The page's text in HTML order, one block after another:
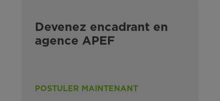
Devenez encadrant en
agence APEF
POSTULER MAINTENANT